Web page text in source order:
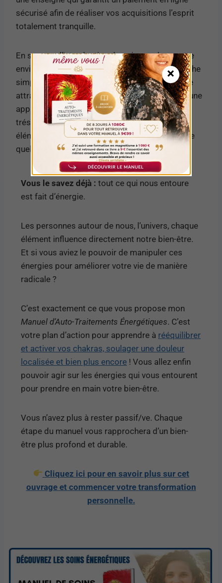
sécurisé afin de réaliser vos acquisitions l’esprit
totalement tranquille.
En somme, l’introduction des pierres dans votre
environnement doit toujours rester une démarche
simple et personnelle. Qu’il s’agisse d’un simple
attrait visuel pour leurs reflets fascinants ou d’une
approche plus spirituelle liée au bien-être, ces
trésors minéraux constituent d’excellents
éléments décoratifs pour transformer n’importe
quel habitat en un véritable refuge apaisant.
Vous le savez déjà : tout ce qui nous entoure
est fait d’énergie.
Les personnes autour de nous, l’univers, chaque
élément influence directement notre bien-être.
Et si vous aviez le pouvoir de manipuler ces
énergies pour améliorer votre vie de manière
radicale ?
C’est exactement ce que vous propose mon
Manuel d’Auto-Traitements Énergétiques. C’est
votre plan d’action pour apprendre à rééquilibrer
et activer vos chakras, soulager une douleur
localisée et bien plus encore ! Vous allez enfin
pouvoir agir sur les énergies qui vous entourent
pour prendre en main votre bien-être.
Vous n’avez plus à rester passif/ve. Chaque
étape du manuel vous rapprochera d’un bien-
être plus profond et durable.
Cliquez ici pour en savoir plus sur cet
ouvrage et commencer votre transformation
personnelle.
×